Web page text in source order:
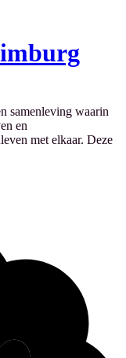
samenleving waarin
en
met elkaar. Deze